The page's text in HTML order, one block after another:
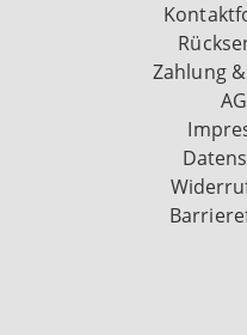
Zahlung